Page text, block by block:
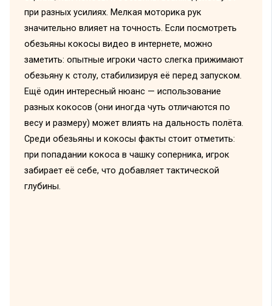
при разных усилиях. Мелкая моторика рук
значительно влияет на точность. Если посмотреть
обезьяны кокосы видео в интернете, можно
заметить: опытные игроки часто слегка прижимают
обезьяну к столу, стабилизируя её перед запуском.
Ещё один интересный нюанс — использование
разных кокосов (они иногда чуть отличаются по
весу и размеру) может влиять на дальность полёта.
Среди обезьяны и кокосы факты стоит отметить:
при попадании кокоса в чашку соперника, игрок
забирает её себе, что добавляет тактической
глубины.